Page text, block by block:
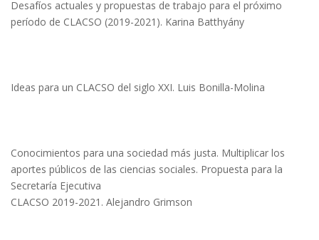
Desafíos actuales y propuestas de trabajo para el próximo
período de CLACSO (2019-2021). Karina Batthyány
Ideas para un CLACSO del siglo XXI. Luis Bonilla-Molina
Conocimientos para una sociedad más justa. Multiplicar los
aportes públicos de las ciencias sociales. Propuesta para la
Secretaría Ejecutiva
CLACSO 2019-2021. Alejandro Grimson